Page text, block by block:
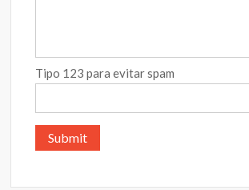
Tipo 123 para evitar spam